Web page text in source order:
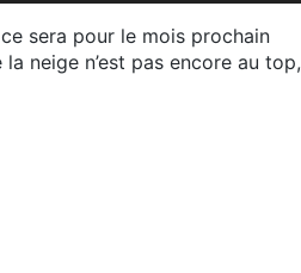
sera pour le mois prochain
neige n’est pas encore au top,